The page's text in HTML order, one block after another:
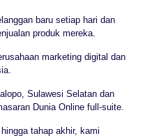
baru setiap hari dan
produk mereka.
marketing digital dan
Sulawesi Selatan dan
Dunia Online full-suite.
tahap akhir, kami